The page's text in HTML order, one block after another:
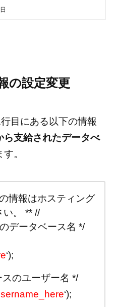
の設定変更
目にある以下の情報
ら支給されたデータべ
。
情報はホスティング
い。 ** //
データベース名 */
‘);
のユーザー名 */
‘);